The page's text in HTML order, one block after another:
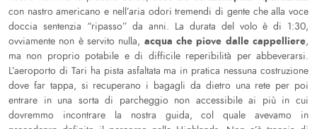
con nastro americano e nell’aria odori tremendi di gente che alla voce
doccia sentenzia “ripasso” da anni. La durata del volo è di 1:30,
ovviamente non è servito nulla, acqua che piove dalle cappelliere,
ma non proprio potabile e di difficile reperibilità per abbeverarsi.
L’aeroporto di Tari ha pista asfaltata ma in pratica nessuna costruzione
dove far tappa, si recuperano i bagagli da dietro una rete per poi
entrare in una sorta di parcheggio non accessibile ai più in cui
dovremmo incontrare la nostra guida, col quale avevamo in